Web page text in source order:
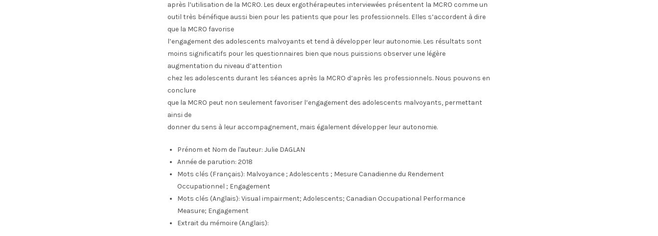
après l’utilisation de la MCRO. Les deux ergothérapeutes interviewées présentent la MCRO comme un
outil très bénéfique aussi bien pour les patients que pour les professionnels. Elles s’accordent à dire
que la MCRO favorise
l’engagement des adolescents malvoyants et tend à développer leur autonomie. Les résultats sont
moins significatifs pour les questionnaires bien que nous puissions observer une légère
augmentation du niveau d’attention
chez les adolescents durant les séances après la MCRO d’après les professionnels. Nous pouvons en
conclure
que la MCRO peut non seulement favoriser l’engagement des adolescents malvoyants, permettant
ainsi de
donner du sens à leur accompagnement, mais également développer leur autonomie.
Prénom et Nom de l'auteur: Julie DAGLAN
Année de parution: 2018
Mots clés (Français): Malvoyance ; Adolescents ; Mesure Canadienne du Rendement
Occupationnel ; Engagement
Mots clés (Anglais): Visual impairment; Adolescents; Canadian Occupational Performance
Measure; Engagement
Extrait du mémoire (Anglais):